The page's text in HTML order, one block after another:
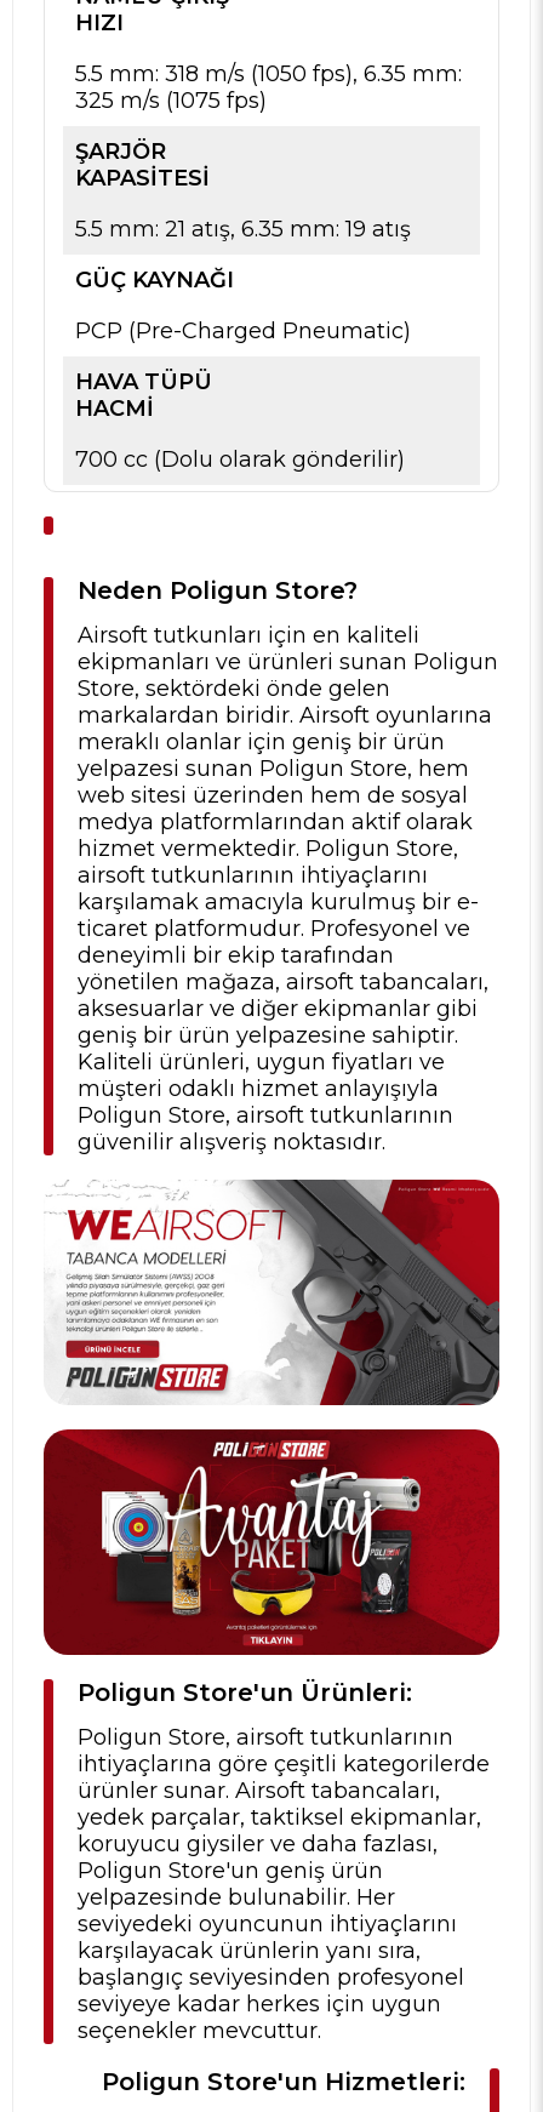
HIZI
5.5 mm: 318 m/s (1050 fps), 6.35 mm:
325 m/s (1075 fps)
ŞARJÖR
KAPASITESI
5.5 mm: 21 atış, 6.35 mm: 19 atış
GÜÇ KAYNAĞI
PCP (Pre-Charged Pneumatic)
HAVA TÜPÜ
HACMI
700 cc (Dolu olarak gönderilir)
Neden Poligun Store?
Airsoft tutkunları için en kaliteli
ekipmanları ve ürünleri sunan Poligun
Store, sektördeki önde gelen
markalardan biridir. Airsoft oyunlarına
meraklı olanlar için geniş bir ürün
yelpazesi sunan Poligun Store, hem
web sitesi üzerinden hem de sosyal
medya platformlarından aktif olarak
hizmet vermektedir. Poligun Store,
airsoft tutkunlarının ihtiyaçlarını
karşılamak amacıyla kurulmuş bir e-
ticaret platformudur. Profesyonel ve
deneyimli bir ekip tarafından
yönetilen mağaza, airsoft tabancaları,
aksesuarlar ve diğer ekipmanlar gibi
geniş bir ürün yelpazesine sahiptir.
Kaliteli ürünleri, uygun fiyatları ve
müşteri odaklı hizmet anlayışıyla
Poligun Store, airsoft tutkunlarının
güvenilir alışveriş noktasıdır.
Poligun Store'un Ürünleri:
Poligun Store, airsoft tutkunlarının
ihtiyaçlarına göre çeşitli kategorilerde
ürünler sunar. Airsoft tabancaları,
yedek parçalar, taktiksel ekipmanlar,
koruyucu giysiler ve daha fazlası,
Poligun Store'un geniş ürün
yelpazesinde bulunabilir. Her
seviyedeki oyuncunun ihtiyaçlarını
karşılayacak ürünlerin yanı sıra,
başlangıç seviyesinden profesyonel
seviyeye kadar herkes için uygun
seçenekler mevcuttur.
Poligun Store'un Hizmetleri: